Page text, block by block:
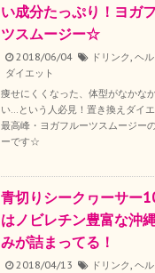
い成分たっぷり！ヨガ
ツスムージー☆
2018/06/04 ドリンク, ヘル
ダイエット
痩せにくくなった、体型がなかな
い…という人必見！置き換えダイ
最高峰・ヨガフルーツスムージー
ーです☆
青切りシークヮーサー
はノビレチン豊富な沖
みが詰まってる！
2018/04/13 ドリンク, ヘル